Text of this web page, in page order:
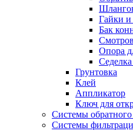
Гайки и
Бак
Опора
Грунтовка
Клей
Аппликатор
Ключ для
Системы обратного
Системы